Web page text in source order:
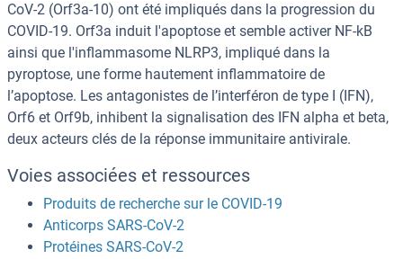
CoV-2 (Orf3a-10) ont été impliqués dans la progression du
COVID-19. Orf3a induit l'apoptose et semble activer NF-kB
ainsi que l'inflammasome NLRP3, impliqué dans la
pyroptose, une forme hautement inflammatoire de
l’apoptose. Les antagonistes de l’interféron de type I (IFN),
Orf6 et Orf9b, inhibent la signalisation des IFN alpha et beta,
deux acteurs clés de la réponse immunitaire antivirale.
Voies associées et ressources
Produits de recherche sur le COVID-19
Anticorps SARS-CoV-2
Protéines SARS-CoV-2